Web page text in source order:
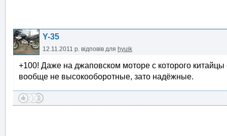
Y-35
12.11.2011 р. відповів для hyuik
+100! Даже на джаповском моторе с которого
вообще не высокооборотные, зато надёжные.